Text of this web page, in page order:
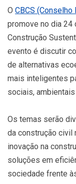
O CBCS
promove no dia 24
Construção
evento é discutir
de alternativas
mais inteligentes
sociais,
Os temas serão
da construção civil
inovação na
soluções em
sociedade frente